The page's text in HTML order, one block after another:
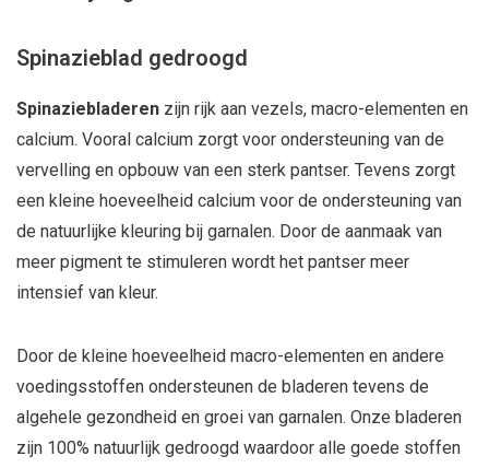
Spinazieblad gedroogd
Spinaziebladeren zijn rijk aan vezels, macro-elementen en
calcium. Vooral calcium zorgt voor ondersteuning van de
vervelling en opbouw van een sterk pantser. Tevens zorgt
een kleine hoeveelheid calcium voor de ondersteuning van
de natuurlijke kleuring bij garnalen. Door de aanmaak van
meer pigment te stimuleren wordt het pantser meer
intensief van kleur.
Door de kleine hoeveelheid macro-elementen en andere
voedingsstoffen ondersteunen de bladeren tevens de
algehele gezondheid en groei van garnalen. Onze bladeren
zijn 100% natuurlijk gedroogd waardoor alle goede stoffen